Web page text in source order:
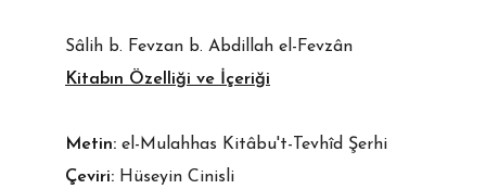
Sâlih b. Fevzan b. Abdillah el-Fevzân
Kitabın Özelliği ve İçeriği
Metin: el-Mulahhas Kitâbu't-Tevhîd Şerhi
Çeviri: Hüseyin Cinisli